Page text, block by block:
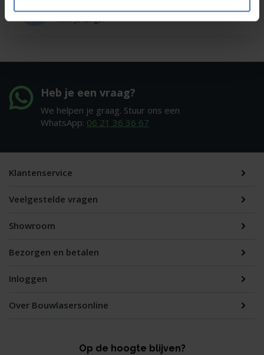
Kom je langs?
Heb je een vraag?
We helpen je graag. Stuur ons een
WhatsApp: 06 21 36 36 67
Klantenservice
Veelgestelde vragen
Showroom
Bezorgen en betalen
Inloggen
Over Bouwlasersonline
Op de hoogte blijven?